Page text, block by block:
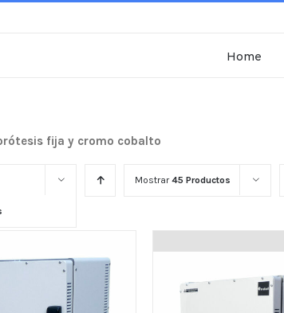
Home
fija y cromo cobalto
Mostrar45 Productos